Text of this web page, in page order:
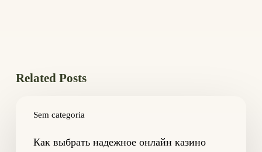
Related Posts
Sem categoria
выбрать
онлайнКак выбрать надежное онлайн казино